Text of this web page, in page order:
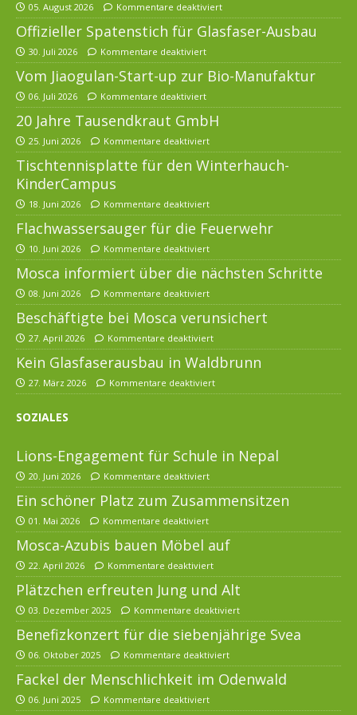
05. August 2026 Kommentare deaktiviert
Offizieller Spatenstich für Glasfaser-Ausbau
30. Juli 2026 Kommentare deaktiviert
Vom Jiaogulan-Start-up zur Bio-Manufaktur
06. Juli 2026 Kommentare deaktiviert
20 Jahre Tausendkraut GmbH
25. Juni 2026 Kommentare deaktiviert
Tischtennisplatte für den Winterhauch-
KinderCampus
18. Juni 2026 Kommentare deaktiviert
Flachwassersauger für die Feuerwehr
10. Juni 2026 Kommentare deaktiviert
Mosca informiert über die nächsten Schritte
08. Juni 2026 Kommentare deaktiviert
Beschäftigte bei Mosca verunsichert
27. April 2026 Kommentare deaktiviert
Kein Glasfaserausbau in Waldbrunn
27. März 2026 Kommentare deaktiviert
SOZIALES
Lions-Engagement für Schule in Nepal
20. Juni 2026 Kommentare deaktiviert
Ein schöner Platz zum Zusammensitzen
01. Mai 2026 Kommentare deaktiviert
Mosca-Azubis bauen Möbel auf
22. April 2026 Kommentare deaktiviert
Plätzchen erfreuten Jung und Alt
03. Dezember 2025 Kommentare deaktiviert
Benefizkonzert für die siebenjährige Svea
06. Oktober 2025 Kommentare deaktiviert
Fackel der Menschlichkeit im Odenwald
06. Juni 2025 Kommentare deaktiviert